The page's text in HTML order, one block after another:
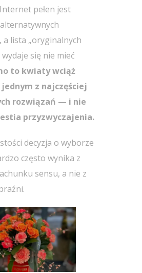
pełen jest
a lista „oryginalnych
wydaje się nie mieć
to kwiaty wciąż
z najczęściej
rozwiązań — i nie
przyzwyczajenia.
decyzja o wyborze
często wynika z
sensu, a nie z